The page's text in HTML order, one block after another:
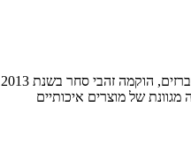
עם למעלה מ-30 שנות ניסיון בתחום הברזים, הוקמה זהבי סחר בשנת 2013
של מוצרים איכותיים